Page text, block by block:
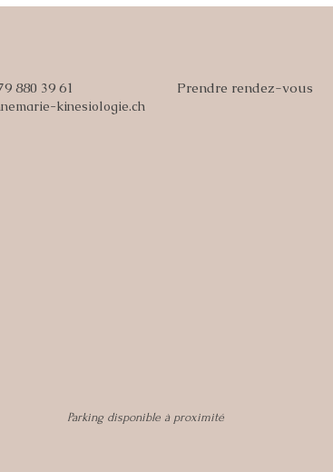
880 39 61
kinesiologie.ch
Prendre rendez-vous
Parking disponible à proximité